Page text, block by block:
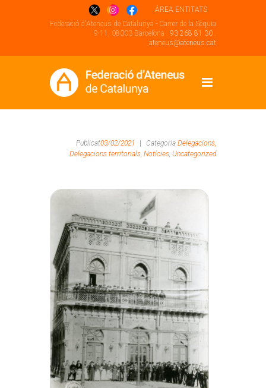
ÁREA ENTITATS
Federació d'Ateneus de Catalunya - Carrer de la Sèquia
9-11, 08003 Barcelona . 93 268 81 30 .
ateneus@ateneus.cat
Publicat03/02/2021 Categoria Delegacions,
Delegacions territorials, Notícies, Uncategorized